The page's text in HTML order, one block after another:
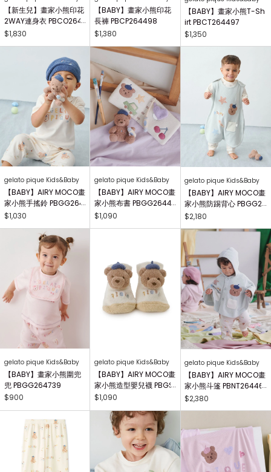
【新生兒】畫家小熊印花
2WAY連身衣 PBCO264
738
$1,830
【BABY】畫家小熊印花
長褲 PBCP264498
$1,380
【BABY】畫家小熊T-Sh
irt PBCT264497
$1,350
gelato pique Kids&Baby
【BABY】AIRY MOCO畫
家小熊手搖鈴 PBGG264
414
$1,030
gelato pique Kids&Baby
【BABY】AIRY MOCO畫
家小熊布書 PBGG26441
8
$1,090
gelato pique Kids&Baby
【BABY】AIRY MOCO畫
家小熊防踢背心 PBGG2
64465
$2,180
gelato pique Kids&Baby
【BABY】畫家小熊圍兜
兜 PBGG264739
$900
gelato pique Kids&Baby
【BABY】AIRY MOCO畫
家小熊造型嬰兒襪 PBGS
264415
$1,090
gelato pique Kids&Baby
【BABY】AIRY MOCO畫
家小熊斗篷 PBNT26446
4
$2,380